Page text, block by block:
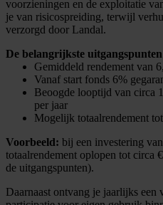
voorzieningen en de exploitatie
je van risicospreiding, terwijl
verzorgd door Landal.
De belangrijkste
Gemiddeld rendement van
Vanaf start fonds 6%
Beoogde looptijd van circa
per jaar
Mogelijk totaalrendement
Voorbeeld: bij een investering
totaalrendement oplopen tot circa
de uitgangspunten).
Daarnaast ontvang je jaarlijks